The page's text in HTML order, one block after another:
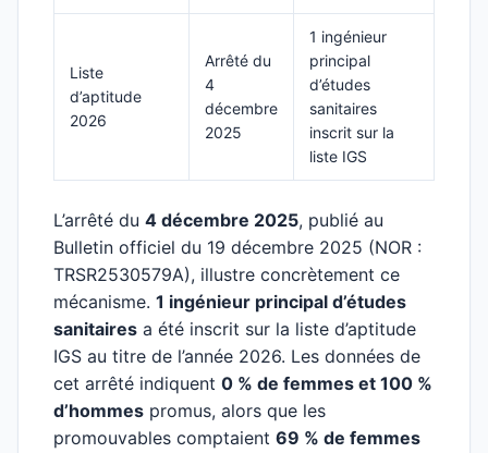
Liste
d’aptitude
2026
Arrêté du
4
décembre
2025
1 ingénieur
principal
d’études
sanitaires
inscrit sur la
liste IGS
L’arrêté du 4 décembre 2025, publié au
Bulletin officiel du 19 décembre 2025 (NOR :
TRSR2530579A), illustre concrètement ce
mécanisme. 1 ingénieur principal d’études
sanitaires a été inscrit sur la liste d’aptitude
IGS au titre de l’année 2026. Les données de
cet arrêté indiquent 0 % de femmes et 100 %
d’hommes promus, alors que les
promouvables comptaient 69 % de femmes